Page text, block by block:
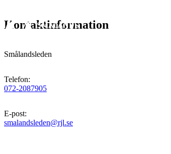
Kontaktinformation
Smålandsleden
Telefon:
072-2087905
E-post:
smalandsleden@rjl.se